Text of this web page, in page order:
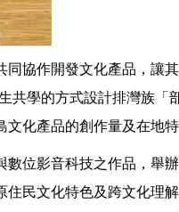
協作開發文化產品，讓
學的方式設計排灣族「
化產品的創作量及在地特
位影音科技之作品，舉
民文化特色及跨文化理解